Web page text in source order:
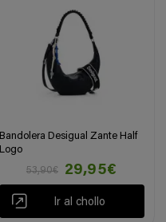
Bandolera Desigual Zante Half
Logo
53,90€
29,95€
Ir al chollo